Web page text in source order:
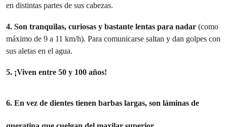
en distintas partes de sus cabezas.
4. Son tranquilas, curiosas y bastante lentas para nadar (como
máximo de 9 a 11 km/h). Para comunicarse saltan y dan golpes con
sus aletas en el agua.
5. ¡Viven entre 50 y 100 años!
6. En vez de dientes tienen barbas largas, son láminas de